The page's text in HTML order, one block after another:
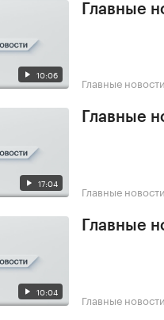
10:06
Главные
Главные новости
17:04
Главные
Главные новости
10:04
Главные
Главные новости